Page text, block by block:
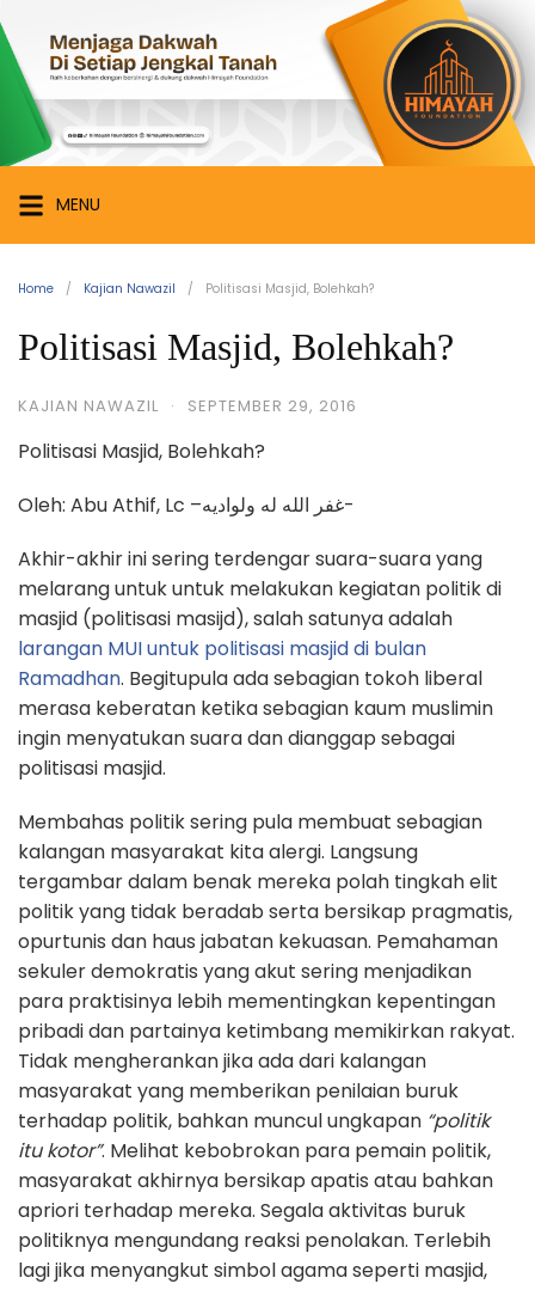
to
content
Himayah
Foundation
Menjaga
Dakwah
di
Setiap
Jengkal
MENU
Home Kajian Nawazil Politisasi Masjid, Bolehkah?
Politisasi Masjid, Bolehkah?
KAJIAN NAWAZIL · SEPTEMBER 29, 2016
Politisasi Masjid, Bolehkah?
Oleh: Abu Athif, Lc –غفر الله له ولواديه-
Akhir-akhir ini sering terdengar suara-suara yang
melarang untuk untuk melakukan kegiatan politik di
masjid (politisasi masijd), salah satunya adalah
larangan MUI untuk politisasi masjid di bulan
Ramadhan. Begitupula ada sebagian tokoh liberal
merasa keberatan ketika sebagian kaum muslimin
ingin menyatukan suara dan dianggap sebagai
politisasi masjid.
Membahas politik sering pula membuat sebagian
kalangan masyarakat kita alergi. Langsung
tergambar dalam benak mereka polah tingkah elit
politik yang tidak beradab serta bersikap pragmatis,
opurtunis dan haus jabatan kekuasan. Pemahaman
sekuler demokratis yang akut sering menjadikan
para praktisinya lebih mementingkan kepentingan
pribadi dan partainya ketimbang memikirkan rakyat.
Tidak mengherankan jika ada dari kalangan
masyarakat yang memberikan penilaian buruk
terhadap politik, bahkan muncul ungkapan “politik
itu kotor”. Melihat kebobrokan para pemain politik,
masyarakat akhirnya bersikap apatis atau bahkan
apriori terhadap mereka. Segala aktivitas buruk
politiknya mengundang reaksi penolakan. Terlebih
lagi jika menyangkut simbol agama seperti masjid,